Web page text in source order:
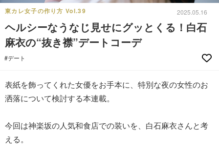
東カレ女子の作り方 Vol.39 2025.05.16
ヘルシーなうなじ見せにグッとくる！白石
麻衣の“抜き襟”デートコーデ
#デート
表紙を飾ってくれた女優をお手本に、特別な夜の女性のお
洒落について検討する本連載。
今回は神楽坂の人気和食店での装いを、白石麻衣さんと考
える。